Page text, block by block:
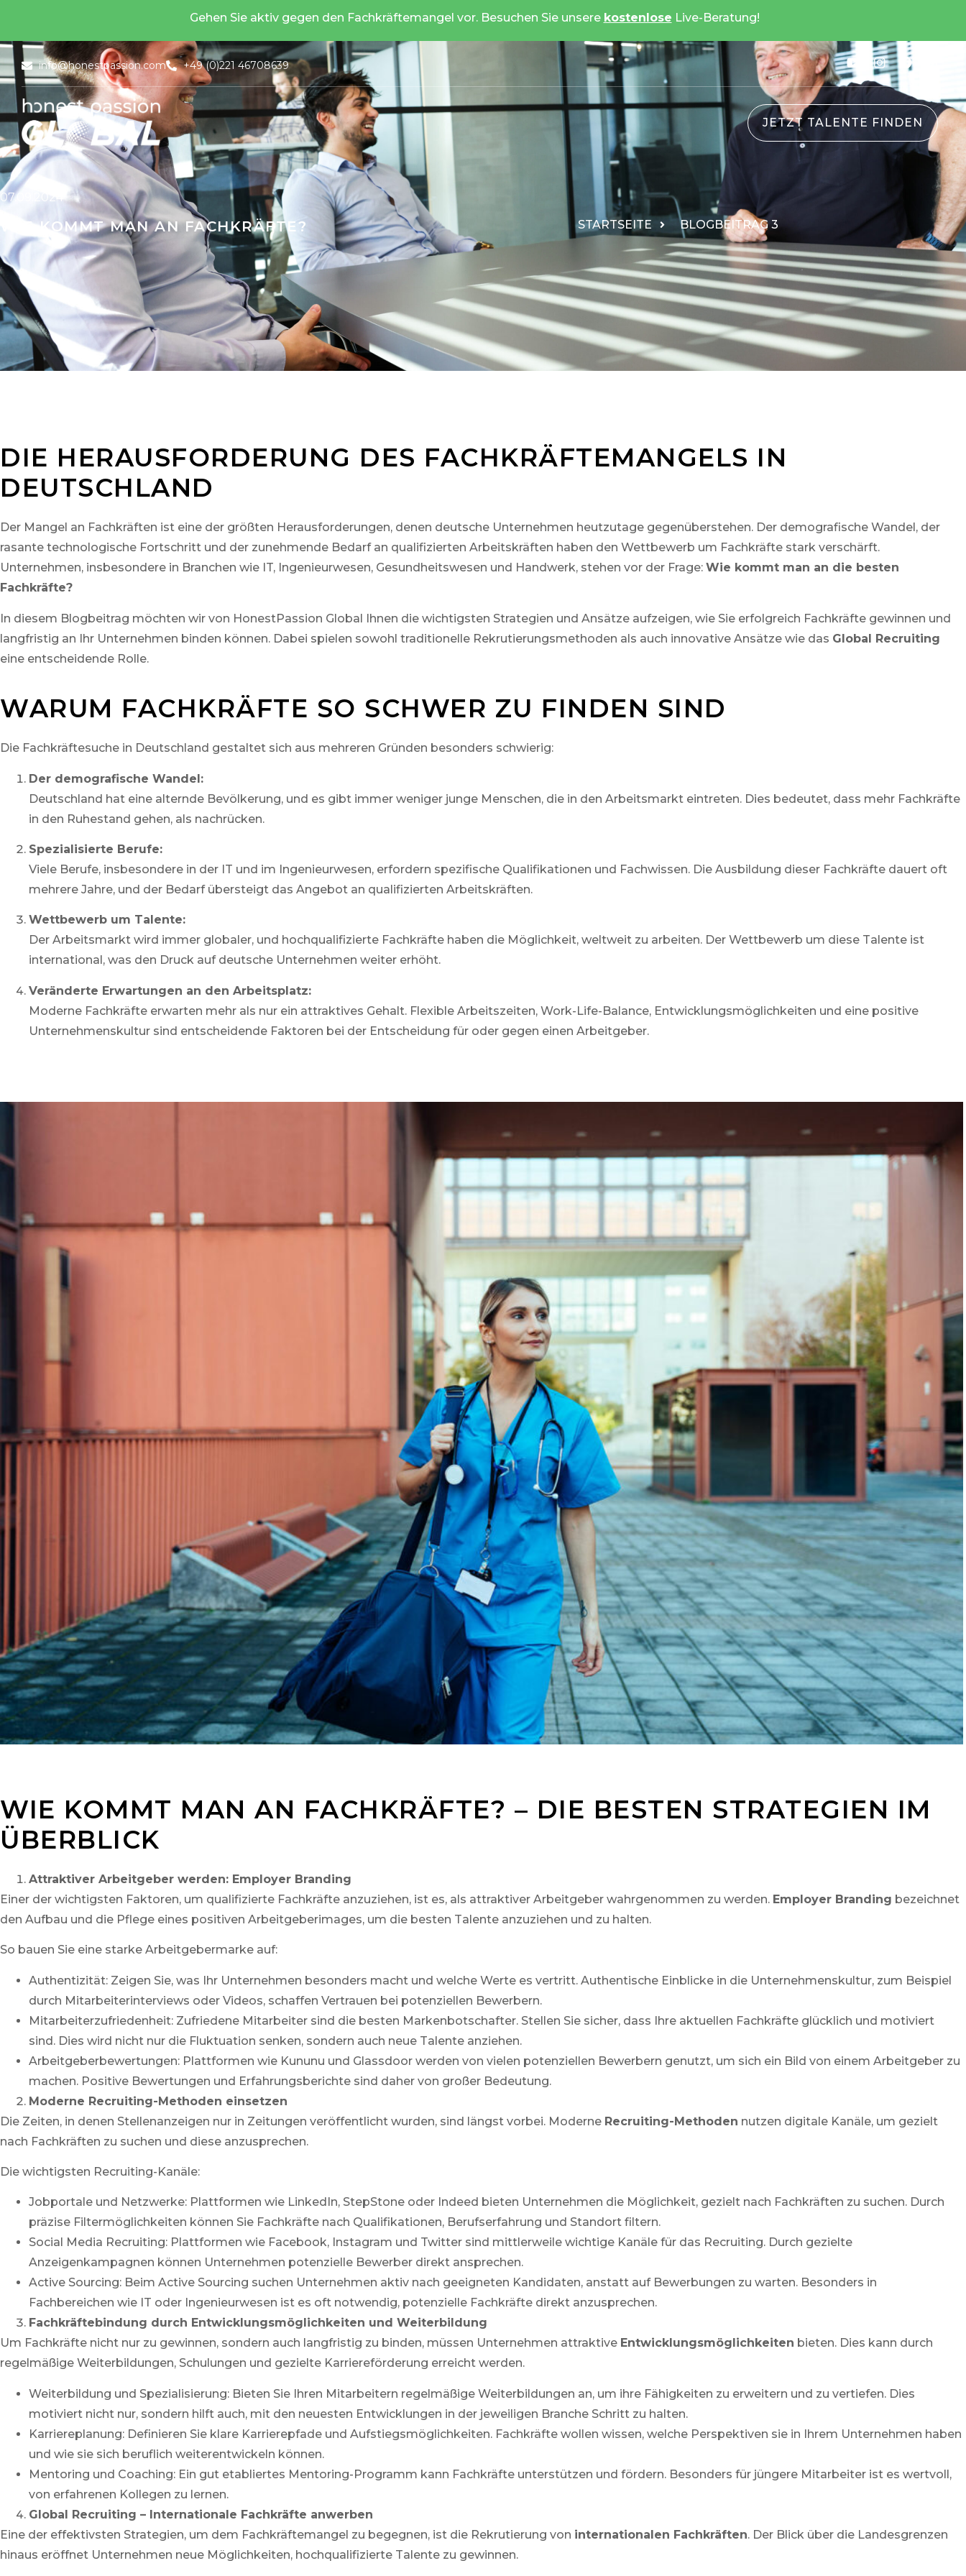
Gehen Sie aktiv gegen den Fachkräftemangel vor. Besuchen Sie unsere kostenlose Live-Beratung!
info@honestpassion.com +49 (0)221 46708639
JETZT TALENTE FINDEN
Blogbeitrag 3
07.09.2024
WIE KOMMT MAN AN FACHKRÄFTE? STARTSEITE BLOGBEITRAG 3
DIE HERAUSFORDERUNG DES FACHKRÄFTEMANGELS IN
DEUTSCHLAND
Der Mangel an Fachkräften ist eine der größten Herausforderungen, denen deutsche Unternehmen heutzutage gegenüberstehen. Der demografische Wandel, der
rasante technologische Fortschritt und der zunehmende Bedarf an qualifizierten Arbeitskräften haben den Wettbewerb um Fachkräfte stark verschärft.
Unternehmen, insbesondere in Branchen wie IT, Ingenieurwesen, Gesundheitswesen und Handwerk, stehen vor der Frage: Wie kommt man an die besten
Fachkräfte?
In diesem Blogbeitrag möchten wir von HonestPassion Global Ihnen die wichtigsten Strategien und Ansätze aufzeigen, wie Sie erfolgreich Fachkräfte gewinnen und
langfristig an Ihr Unternehmen binden können. Dabei spielen sowohl traditionelle Rekrutierungsmethoden als auch innovative Ansätze wie das Global Recruiting
eine entscheidende Rolle.
WARUM FACHKRÄFTE SO SCHWER ZU FINDEN SIND
Die Fachkräftesuche in Deutschland gestaltet sich aus mehreren Gründen besonders schwierig:
Der demografische Wandel:
Deutschland hat eine alternde Bevölkerung, und es gibt immer weniger junge Menschen, die in den Arbeitsmarkt eintreten. Dies bedeutet, dass mehr Fachkräfte
in den Ruhestand gehen, als nachrücken.
Spezialisierte Berufe:
Viele Berufe, insbesondere in der IT und im Ingenieurwesen, erfordern spezifische Qualifikationen und Fachwissen. Die Ausbildung dieser Fachkräfte dauert oft
mehrere Jahre, und der Bedarf übersteigt das Angebot an qualifizierten Arbeitskräften.
Wettbewerb um Talente:
Der Arbeitsmarkt wird immer globaler, und hochqualifizierte Fachkräfte haben die Möglichkeit, weltweit zu arbeiten. Der Wettbewerb um diese Talente ist
international, was den Druck auf deutsche Unternehmen weiter erhöht.
Veränderte Erwartungen an den Arbeitsplatz:
Moderne Fachkräfte erwarten mehr als nur ein attraktives Gehalt. Flexible Arbeitszeiten, Work-Life-Balance, Entwicklungsmöglichkeiten und eine positive
Unternehmenskultur sind entscheidende Faktoren bei der Entscheidung für oder gegen einen Arbeitgeber.
WIE KOMMT MAN AN FACHKRÄFTE? – DIE BESTEN STRATEGIEN IM
ÜBERBLICK
Attraktiver Arbeitgeber werden: Employer Branding
Einer der wichtigsten Faktoren, um qualifizierte Fachkräfte anzuziehen, ist es, als attraktiver Arbeitgeber wahrgenommen zu werden. Employer Branding bezeichnet
den Aufbau und die Pflege eines positiven Arbeitgeberimages, um die besten Talente anzuziehen und zu halten.
So bauen Sie eine starke Arbeitgebermarke auf:
Authentizität: Zeigen Sie, was Ihr Unternehmen besonders macht und welche Werte es vertritt. Authentische Einblicke in die Unternehmenskultur, zum Beispiel
durch Mitarbeiterinterviews oder Videos, schaffen Vertrauen bei potenziellen Bewerbern.
Mitarbeiterzufriedenheit: Zufriedene Mitarbeiter sind die besten Markenbotschafter. Stellen Sie sicher, dass Ihre aktuellen Fachkräfte glücklich und motiviert
sind. Dies wird nicht nur die Fluktuation senken, sondern auch neue Talente anziehen.
Arbeitgeberbewertungen: Plattformen wie Kununu und Glassdoor werden von vielen potenziellen Bewerbern genutzt, um sich ein Bild von einem Arbeitgeber zu
machen. Positive Bewertungen und Erfahrungsberichte sind daher von großer Bedeutung.
Moderne Recruiting-Methoden einsetzen
Die Zeiten, in denen Stellenanzeigen nur in Zeitungen veröffentlicht wurden, sind längst vorbei. Moderne Recruiting-Methoden nutzen digitale Kanäle, um gezielt
nach Fachkräften zu suchen und diese anzusprechen.
Die wichtigsten Recruiting-Kanäle:
Jobportale und Netzwerke: Plattformen wie LinkedIn, StepStone oder Indeed bieten Unternehmen die Möglichkeit, gezielt nach Fachkräften zu suchen. Durch
präzise Filtermöglichkeiten können Sie Fachkräfte nach Qualifikationen, Berufserfahrung und Standort filtern.
Social Media Recruiting: Plattformen wie Facebook, Instagram und Twitter sind mittlerweile wichtige Kanäle für das Recruiting. Durch gezielte
Anzeigenkampagnen können Unternehmen potenzielle Bewerber direkt ansprechen.
Active Sourcing: Beim Active Sourcing suchen Unternehmen aktiv nach geeigneten Kandidaten, anstatt auf Bewerbungen zu warten. Besonders in
Fachbereichen wie IT oder Ingenieurwesen ist es oft notwendig, potenzielle Fachkräfte direkt anzusprechen.
Fachkräftebindung durch Entwicklungsmöglichkeiten und Weiterbildung
Um Fachkräfte nicht nur zu gewinnen, sondern auch langfristig zu binden, müssen Unternehmen attraktive Entwicklungsmöglichkeiten bieten. Dies kann durch
regelmäßige Weiterbildungen, Schulungen und gezielte Karriereförderung erreicht werden.
Weiterbildung und Spezialisierung: Bieten Sie Ihren Mitarbeitern regelmäßige Weiterbildungen an, um ihre Fähigkeiten zu erweitern und zu vertiefen. Dies
motiviert nicht nur, sondern hilft auch, mit den neuesten Entwicklungen in der jeweiligen Branche Schritt zu halten.
Karriereplanung: Definieren Sie klare Karrierepfade und Aufstiegsmöglichkeiten. Fachkräfte wollen wissen, welche Perspektiven sie in Ihrem Unternehmen haben
und wie sie sich beruflich weiterentwickeln können.
Mentoring und Coaching: Ein gut etabliertes Mentoring-Programm kann Fachkräfte unterstützen und fördern. Besonders für jüngere Mitarbeiter ist es wertvoll,
von erfahrenen Kollegen zu lernen.
Global Recruiting – Internationale Fachkräfte anwerben
Eine der effektivsten Strategien, um dem Fachkräftemangel zu begegnen, ist die Rekrutierung von internationalen Fachkräften. Der Blick über die Landesgrenzen
hinaus eröffnet Unternehmen neue Möglichkeiten, hochqualifizierte Talente zu gewinnen.